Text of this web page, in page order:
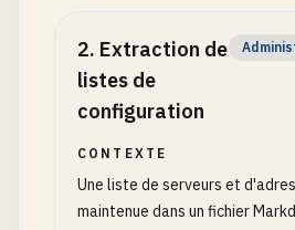
2. Extraction de
listes de
configuration
CONTEXTE
Une liste de serveurs et
maintenue dans un fichier